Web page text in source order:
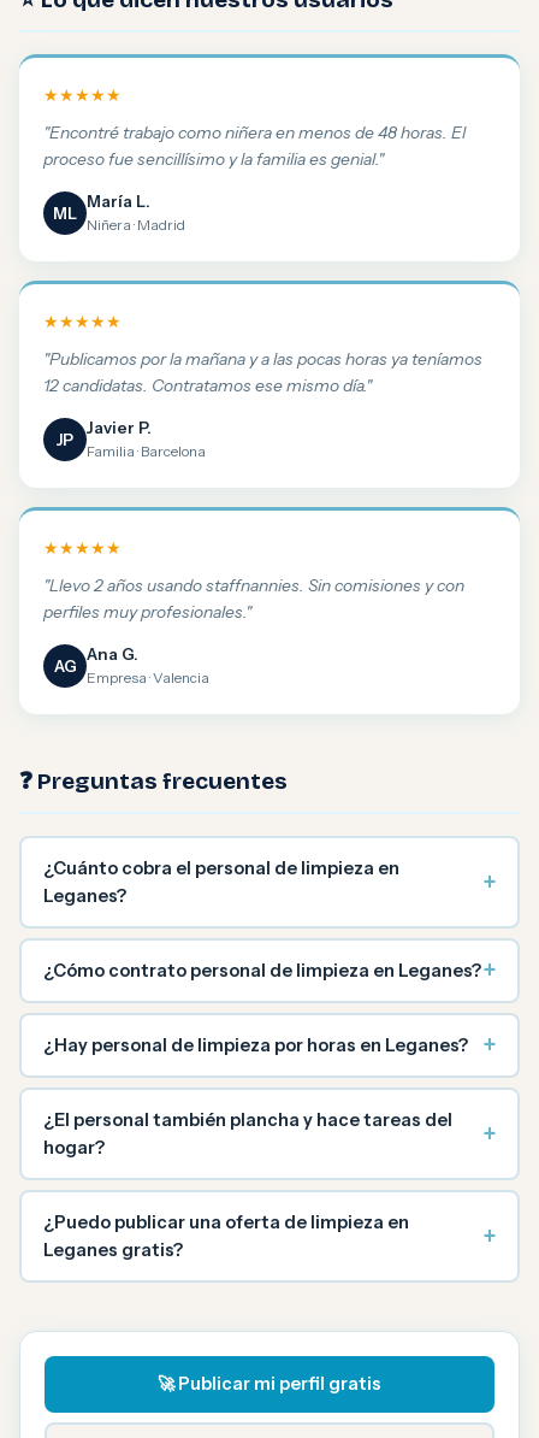
★★★★★
"Encontré trabajo como niñera en menos de 48 horas. El
proceso fue sencillísimo y la familia es genial."
ML
María L.
Niñera · Madrid
★★★★★
"Publicamos por la mañana y a las pocas horas ya teníamos
12 candidatas. Contratamos ese mismo día."
JP
Javier P.
Familia · Barcelona
★★★★★
"Llevo 2 años usando staffnannies. Sin comisiones y con
perfiles muy profesionales."
AG
Ana G.
Empresa · Valencia
❓ Preguntas frecuentes
¿Cuánto cobra el personal de limpieza en
Leganes?
+
¿Cómo contrato personal de limpieza en Leganes?+
¿Hay personal de limpieza por horas en Leganes? +
¿El personal también plancha y hace tareas del
hogar?
+
¿Puedo publicar una oferta de limpieza en
Leganes gratis?
+
🚀 Publicar mi perfil gratis